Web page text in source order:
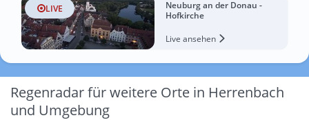
LIVE
Neuburg an der Donau -
Hofkirche
Live ansehen
Regenradar für weitere Orte in Herrenbach
und Umgebung